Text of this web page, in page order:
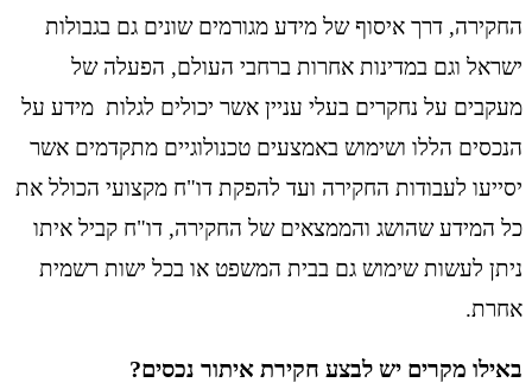
החקירה, דרך איסוף של מידע מגורמים שונים גם בגבולות
ישראל וגם במדינות אחרות ברחבי העולם, הפעלה של
מעקבים על נחקרים בעלי עניין אשר יכולים לגלות מידע על
הנכסים הללו ושימוש באמצעים טכנולוגיים מתקדמים אשר
יסייעו לעבודות החקירה ועד להפקת דו"ח מקצועי הכולל את
כל המידע שהושג והממצאים של החקירה, דו"ח קביל איתו
ניתן לעשות שימוש גם בבית המשפט או בכל ישות רשמית
אחרת.
באילו מקרים יש לבצע חקירת איתור נכסים?